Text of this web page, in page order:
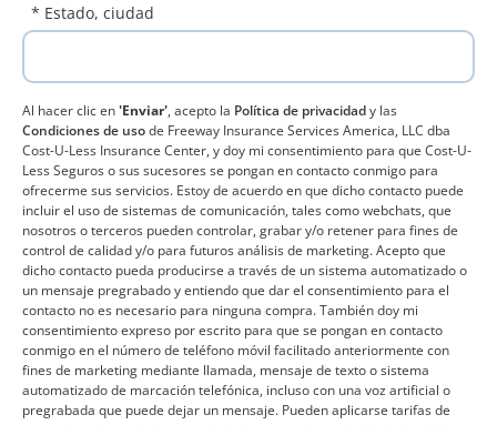
* Estado, ciudad
Al hacer clic en'Enviar', acepto la Política de privacidady las
Condiciones de usode Freeway Insurance Services America, LLC dba
Cost-U-Less Insurance Center, y doy mi consentimiento para que Cost-U-
Less Seguros o sus sucesores se pongan en contacto conmigo para
ofrecerme sus servicios. Estoy de acuerdo en que dicho contacto puede
incluir el uso de sistemas de comunicación, tales como webchats, que
nosotros o terceros pueden controlar, grabar y/o retener para fines de
control de calidad y/o para futuros análisis de marketing. Acepto que
dicho contacto pueda producirse a través de un sistema automatizado o
un mensaje pregrabado y entiendo que dar el consentimiento para el
contacto no es necesario para ninguna compra. También doy mi
consentimiento expreso por escrito para que se pongan en contacto
conmigo en el número de teléfono móvil facilitado anteriormente con
fines de marketing mediante llamada, mensaje de texto o sistema
automatizado de marcación telefónica, incluso con una voz artificial o
pregrabada que puede dejar un mensaje. Pueden aplicarse tarifas de